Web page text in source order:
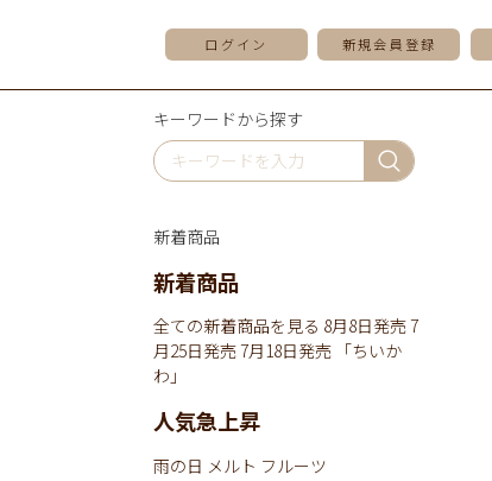
ログイン 新規会員登録
キーワードから探す
新着商品
新着商品
全ての新着商品を見る 8月8日発売7
月25日発売7月18日発売 「ちいか
わ」
人気急上昇
雨の日 メルト フルーツ